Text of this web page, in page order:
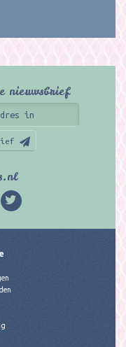
nieuwsbrief